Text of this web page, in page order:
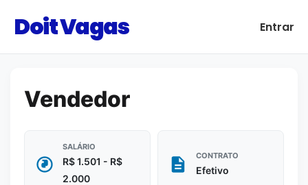
Doit Vagas Entrar
Vendedor
SALÁRIO
R$ 1.501 - R$
2.000
CONTRATO
Efetivo